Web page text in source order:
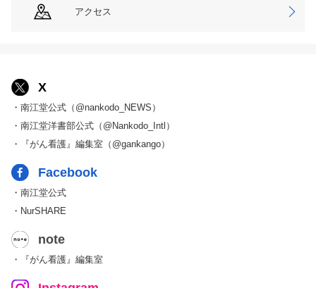
アクセス
X
・南江堂公式（@nankodo_NEWS）
・南江堂洋書部公式（@Nankodo_Intl）
・『がん看護』編集室（@gankango）
Facebook
・南江堂公式
・NurSHARE
note
・『がん看護』編集室